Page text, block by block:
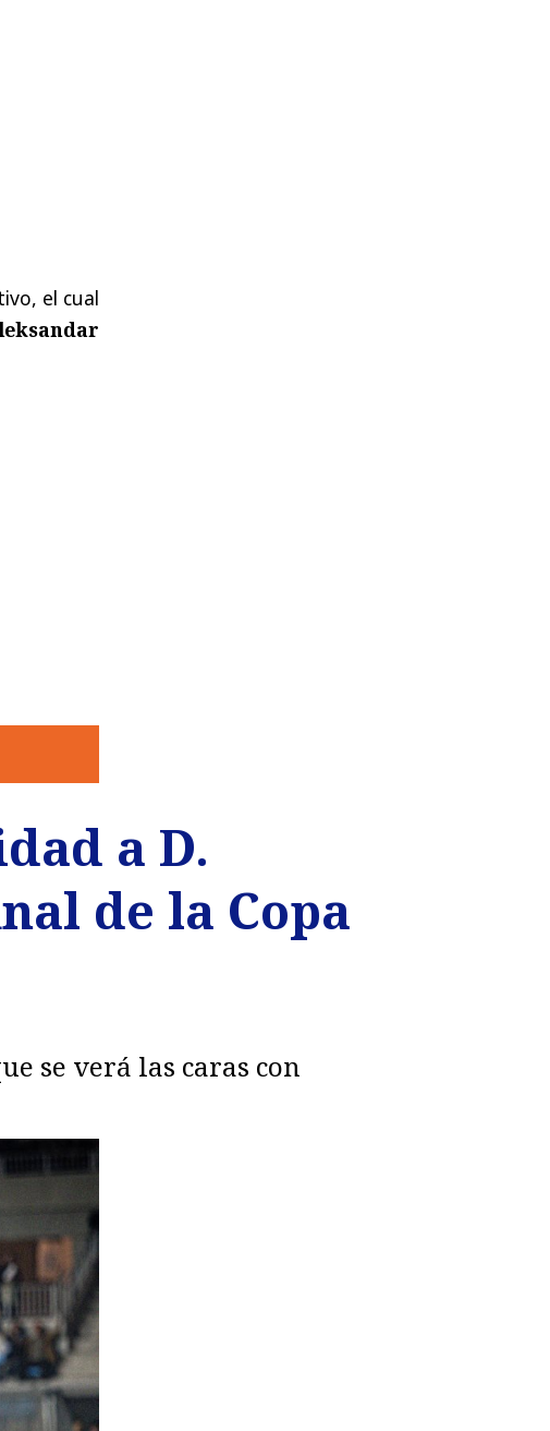
el cual
a D.
de la Copa
se verá las caras con